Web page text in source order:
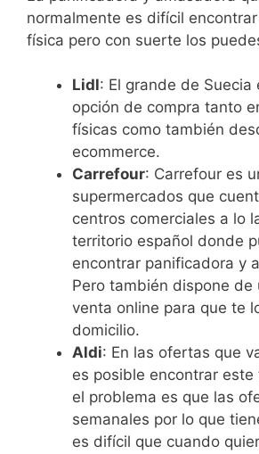
normalmente es difícil
física pero con suerte los
Lidl: El grande de Suecia
opción de compra tanto
físicas como también
ecommerce.
Carrefour: Carrefour es
supermercados que
centros comerciales a lo
territorio español donde
encontrar panificadora y
Pero también dispone de
venta online para que te
domicilio.
Aldi: En las ofertas que
es posible encontrar
el problema es que las
semanales por lo que
es difícil que cuando